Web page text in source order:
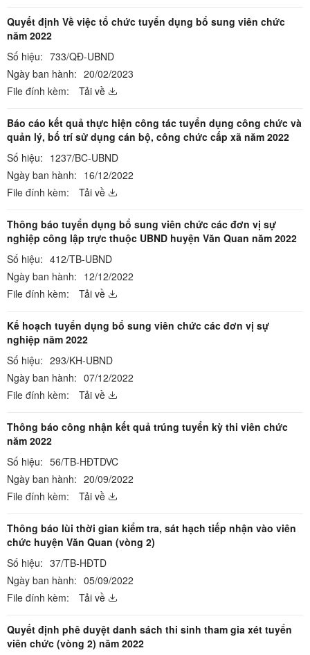
Quyết định Về việc tổ chức tuyển dụng bổ sung viên chức
năm 2022
Số hiệu: 733/QĐ-UBND
Ngày ban hành: 20/02/2023
File đính kèm:
Tải về
Báo cáo kết quả thực hiện công tác tuyển dụng công chức và
quản lý, bố trí sử dụng cán bộ, công chức cấp xã năm 2022
Số hiệu: 1237/BC-UBND
Ngày ban hành: 16/12/2022
File đính kèm:
Tải về
Thông báo tuyển dụng bổ sung viên chức các đơn vị sự
nghiệp công lập trực thuộc UBND huyện Văn Quan năm 2022
Số hiệu: 412/TB-UBND
Ngày ban hành: 12/12/2022
File đính kèm:
Tải về
Kế hoạch tuyển dụng bổ sung viên chức các đơn vị sự
nghiệp năm 2022
Số hiệu: 293/KH-UBND
Ngày ban hành: 07/12/2022
File đính kèm:
Tải về
Thông báo công nhận kết quả trúng tuyển kỳ thi viên chức
năm 2022
Số hiệu: 56/TB-HĐTDVC
Ngày ban hành: 20/09/2022
File đính kèm:
Tải về
Thông báo lùi thời gian kiểm tra, sát hạch tiếp nhận vào viên
chức huyện Văn Quan (vòng 2)
Số hiệu: 37/TB-HĐTD
Ngày ban hành: 05/09/2022
File đính kèm:
Tải về
Quyết định phê duyệt danh sách thi sinh tham gia xét tuyển
viên chức (vòng 2) năm 2022